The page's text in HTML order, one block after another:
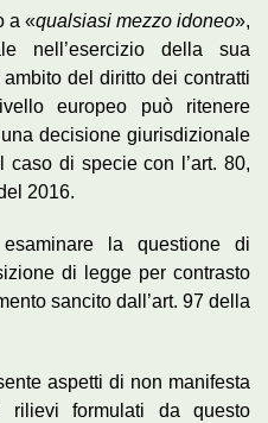
a «qualsiasi mezzo idoneo»,
nell’esercizio della sua
del diritto dei contratti
europeo può ritenere
decisione giurisdizionale
caso di specie con l’art. 80,
2016.
la questione di
di legge per contrasto
sancito dall’art. 97 della
aspetti di non manifesta
rilievi formulati da questo